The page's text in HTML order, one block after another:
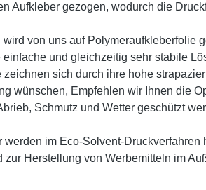
Aufkleber gezogen, wodurch die
wird von uns auf
und gleichzeitig sehr stabile
sich durch ihre hohe
wünschen, Empfehlen wir Ihnen die
Schmutz und Wetter geschützt
werden im Eco-Solvent-
Herstellung von Werbemitteln im